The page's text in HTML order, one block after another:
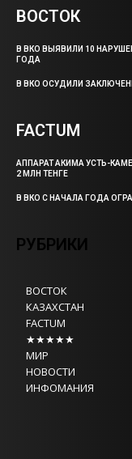
ВОСТОК
В ВКО ВЫЯВИЛИ 10
ГОДА
В ВКО ОСУДИЛИ
FACTUM
АППАРАТ АКИМА УСТЬ-
2 МЛН ТЕНГЕ
В ВКО С НАЧАЛА ГОДА
РУБРИКИ
ВОСТОК
КАЗАХСТАН
FACTUM
★★★★★
МИР
НОВОСТИ
ИНФОМАНИЯ